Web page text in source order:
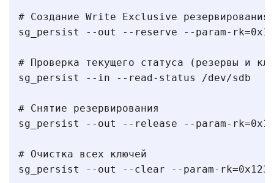
# Создание Write Exclusive резервирования
sg_persist --out --reserve --param-
# Проверка текущего статуса (резервы и
sg_persist --in --read-status /dev/sdb
# Снятие резервирования
sg_persist --out --release --param-
# Очистка всех ключей
sg_persist --out --clear --param-